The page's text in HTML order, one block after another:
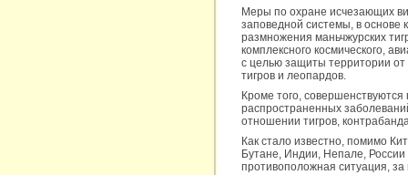
Меры по охране исчезающих
заповедной системы, в основе
размножения маньчжурских
комплексного космического,
с целью защиты территории от
тигров и леопардов.
Кроме того,
распространенных
отношении тигров,
Как стало известно, помимо
Бутане, Индии, Непале,
противоположная ситуация, за